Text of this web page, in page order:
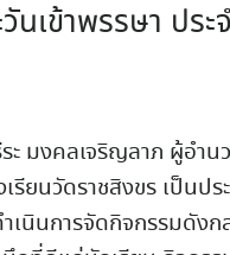
เข้าพรรษา ปร
ะ มงคลเจริญลาภ ผู้อำน
รียนวัดราชสิงขร เป็นปร
เนินการจัดกิจกรรมดัง